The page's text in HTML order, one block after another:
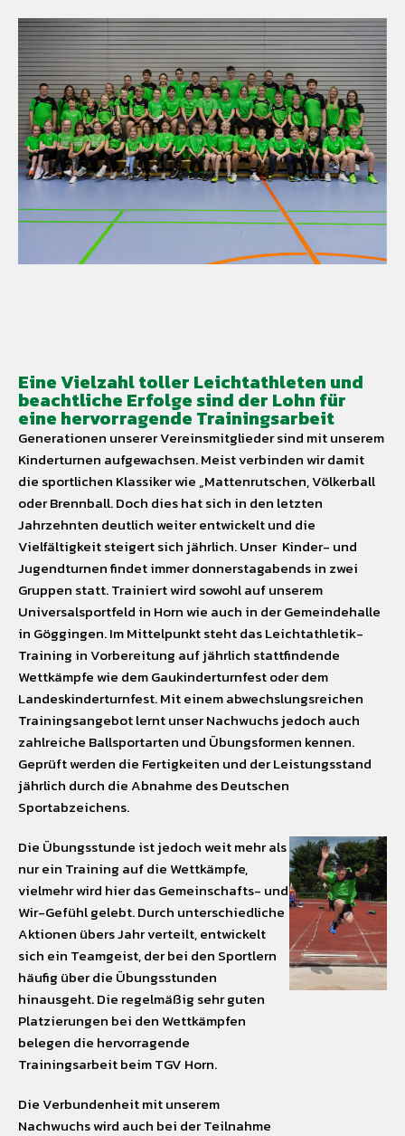
Eine Vielzahl toller Leichtathleten und
beachtliche Erfolge sind der Lohn für
eine hervorragende Trainingsarbeit
Generationen unserer Vereinsmitglieder sind mit unserem
Kinderturnen aufgewachsen. Meist verbinden wir damit
die sportlichen Klassiker wie „Mattenrutschen, Völkerball
oder Brennball. Doch dies hat sich in den letzten
Jahrzehnten deutlich weiter entwickelt und die
Vielfältigkeit steigert sich jährlich. Unser Kinder- und
Jugendturnen findet immer donnerstagabends in zwei
Gruppen statt. Trainiert wird sowohl auf unserem
Universalsportfeld in Horn wie auch in der Gemeindehalle
in Göggingen. Im Mittelpunkt steht das Leichtathletik-
Training in Vorbereitung auf jährlich stattfindende
Wettkämpfe wie dem Gaukinderturnfest oder dem
Landeskinderturnfest. Mit einem abwechslungsreichen
Trainingsangebot lernt unser Nachwuchs jedoch auch
zahlreiche Ballsportarten und Übungsformen kennen.
Geprüft werden die Fertigkeiten und der Leistungsstand
jährlich durch die Abnahme des Deutschen
Sportabzeichens.
Die Übungsstunde ist jedoch weit mehr als
nur ein Training auf die Wettkämpfe,
vielmehr wird hier das Gemeinschafts- und
Wir-Gefühl gelebt. Durch unterschiedliche
Aktionen übers Jahr verteilt, entwickelt
sich ein Teamgeist, der bei den Sportlern
häufig über die Übungsstunden
hinausgeht. Die regelmäßig sehr guten
Platzierungen bei den Wettkämpfen
belegen die hervorragende
Trainingsarbeit beim TGV Horn.
Die Verbundenheit mit unserem
Nachwuchs wird auch bei der Teilnahme